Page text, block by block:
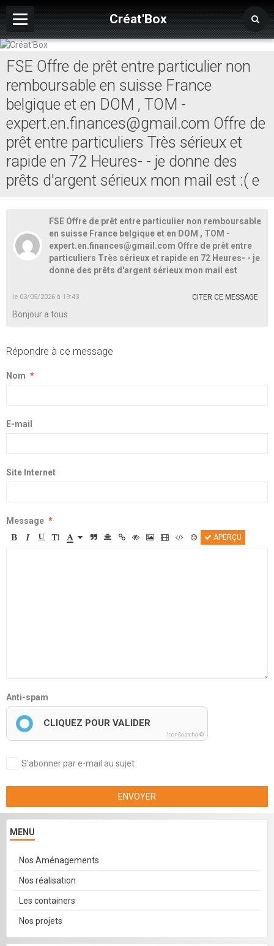
Créat'Box
Page d'accueil
Album
Forums de discussion
FSE Offre de prêt entre particulier non
remboursable en suisse France
belgique et en DOM , TOM -
expert.en.finances@gmail.com Offre de
prêt entre particuliers Très sérieux et
rapide en 72 Heures- - je donne des
prêts d'argent sérieux mon mail est :( e
FSE Offre de prêt entre particulier non remboursable
en suisse France belgique et en DOM , TOM -
expert.en.finances@gmail.com Offre de prêt entre
particuliers Très sérieux et rapide en 72 Heures- - je
donne des prêts d'argent sérieux mon mail est
le 03/05/2026 à 19:43 CITER CE MESSAGE
Bonjour a tous
Répondre à ce message
Nom
E-mail
Site Internet
Message
APERÇU
Anti-spam
CLIQUEZ POUR VALIDER
IconCaptcha ©
S'abonner par e-mail au sujet
ENVOYER
MENU
Nos Aménagements
Nos réalisation
Les containers
Nos projets